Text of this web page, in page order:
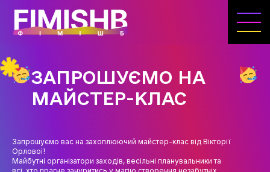
ГОЛОВНА
ІНДУСТРІЇ ДОЗВІЛЛЯ
МЕТА, ЗАВДАННЯ ТА ІСТОРІЯ КАФЕДРИ
ОСВІТНІ ПРОГРАМИ
ЗАПРОШУЄМО НА
МАЙСТЕР-КЛАС
Запрошуємо вас на захоплюючий майстер-клас від Вікторії
Орлової!
Майбутні організатори заходів, весільні планувальники та